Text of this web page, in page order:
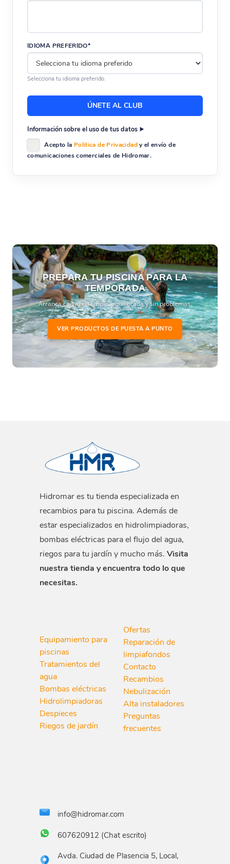
IDIOMA PREFERIDO*
Selecciona tu idioma preferido.
Información sobre el uso de tus datos
Acepto la Política de Privacidady el envío de
comunicaciones comerciales de Hidromar.
PREPARA TU PISCINA PARA LA
TEMPORADA
Arranca con agua limpia, equilibrada y sin problemas.
VER PRODUCTOS DE PUESTA A PUNTO
Hidromar es tu tienda especializada en
recambios para tu piscina. Además de
estar especializados en hidrolimpiadoras,
bombas eléctricas para el flujo del agua,
riegos para tu jardín y mucho más. Visita
nuestra tienda y encuentra todo lo que
necesitas.
Equipamiento para
piscinas
Tratamientos del
agua
Bombas eléctricas
Hidrolimpiadoras
Despieces
Riegos de jardín
Ofertas
Reparación de
limpiafondos
Contacto
Recambios
Nebulización
Alta instaladores
Preguntas
frecuentes
info@hidromar.com
607620912 (Chat escrito)
Avda. Ciudad de Plasencia 5, Local,